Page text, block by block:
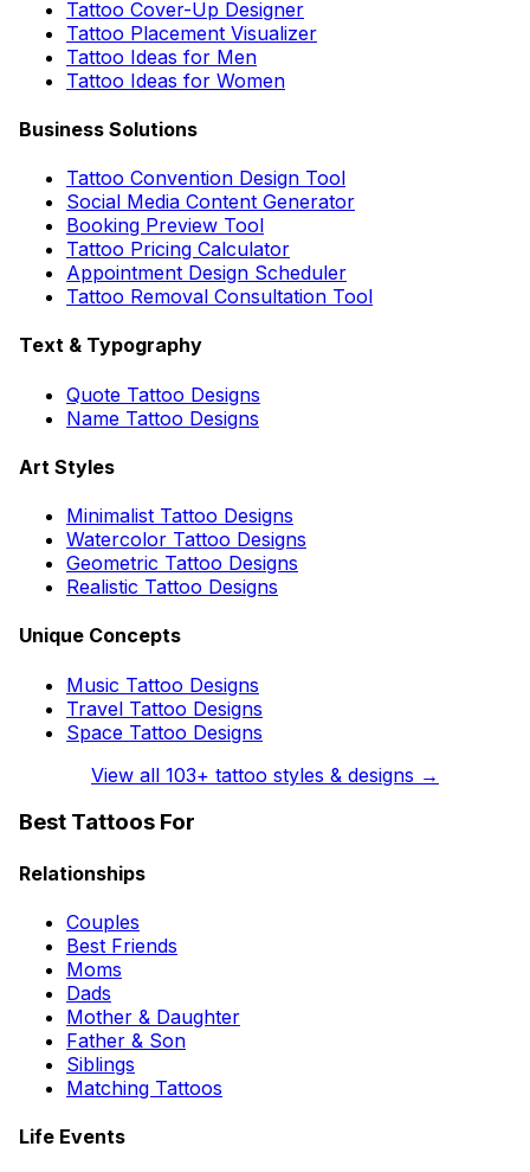
Tattoo Cover-Up Designer
Tattoo Placement Visualizer
Tattoo Ideas for Men
Tattoo Ideas for Women
Business Solutions
Tattoo Convention Design Tool
Social Media Content Generator
Booking Preview Tool
Tattoo Pricing Calculator
Appointment Design Scheduler
Tattoo Removal Consultation Tool
Text & Typography
Quote Tattoo Designs
Name Tattoo Designs
Art Styles
Minimalist Tattoo Designs
Watercolor Tattoo Designs
Geometric Tattoo Designs
Realistic Tattoo Designs
Unique Concepts
Music Tattoo Designs
Travel Tattoo Designs
Space Tattoo Designs
View all 103+ tattoo styles & designs →
Best Tattoos For
Relationships
Couples
Best Friends
Moms
Dads
Mother & Daughter
Father & Son
Siblings
Matching Tattoos
Life Events